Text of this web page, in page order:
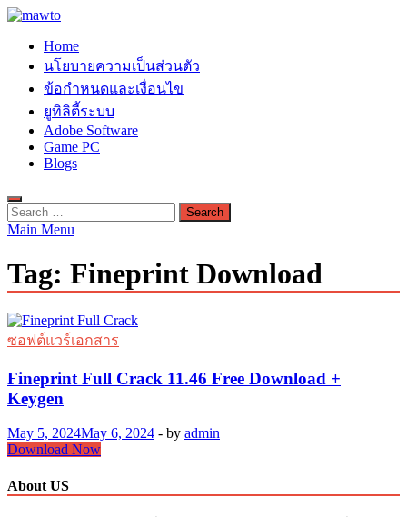
Skip
content
MAWTO
ดาวน์โหลดโปรแกรมฟรี ตัวเต็มถาวร ใหม่ 2023 ไม่ครอบลิงค์
Home
นโยบายความเป็นส่วนตัว
ข้อกำหนดและเงื่อนไข
ยูทิลิตี้ระบบ
Adobe Software
Game PC
Blogs
Search
for:
Main Menu
Tag: Fineprint Download
ซอฟต์แวร์เอกสาร
Fineprint Full Crack 11.46 Free Download +
Keygen
May 5, 2024May 6, 2024 - by admin
Fineprint
Crack
11.46
Download Now
About US